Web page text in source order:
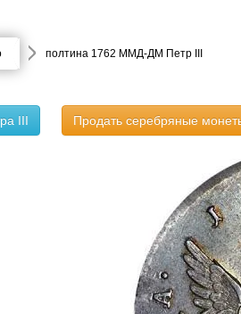
полтина 1762 ММД-ДМ Петр III
III Продать серебряные